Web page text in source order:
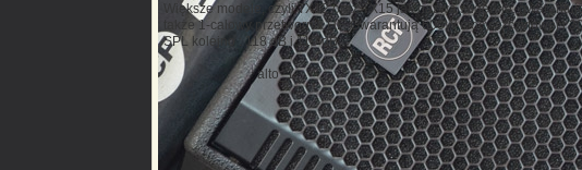
Większe modele, czyli TX12 oraz TX15 jak nazwa sugeruje,
także 1-calowy przetwornik HF. Gwarantują 600W mocy szczytowej i
SPL kolejno : 118 dB i 119 dB.